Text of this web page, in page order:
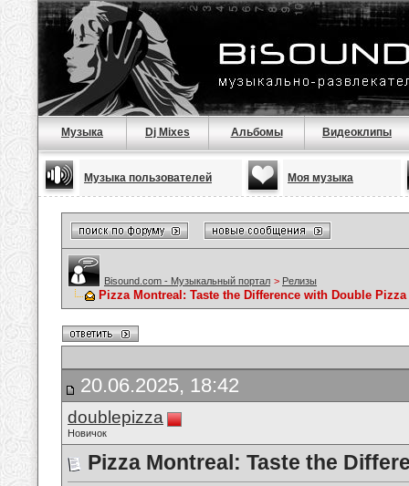
Музыка Dj Mixes Альбомы Видеоклипы
Музыка пользователей Моя музыка
Bisound.com - Музыкальный портал > Релизы
Pizza Montreal: Taste the Difference with Double Pizza
20.06.2025, 18:42
doublepizza
Новичок
Pizza Montreal: Taste the